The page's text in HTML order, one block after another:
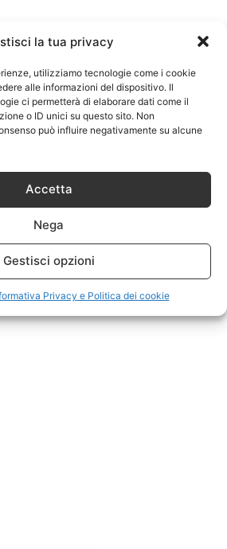
la tua privacy
utilizziamo tecnologie come i cookie
alle informazioni del dispositivo. Il
ci permetterà di elaborare dati come il
o ID unici su questo sito. Non
può influire negativamente su alcune
Accetta
Nega
Gestisci opzioni
Privacy e Politica dei cookie